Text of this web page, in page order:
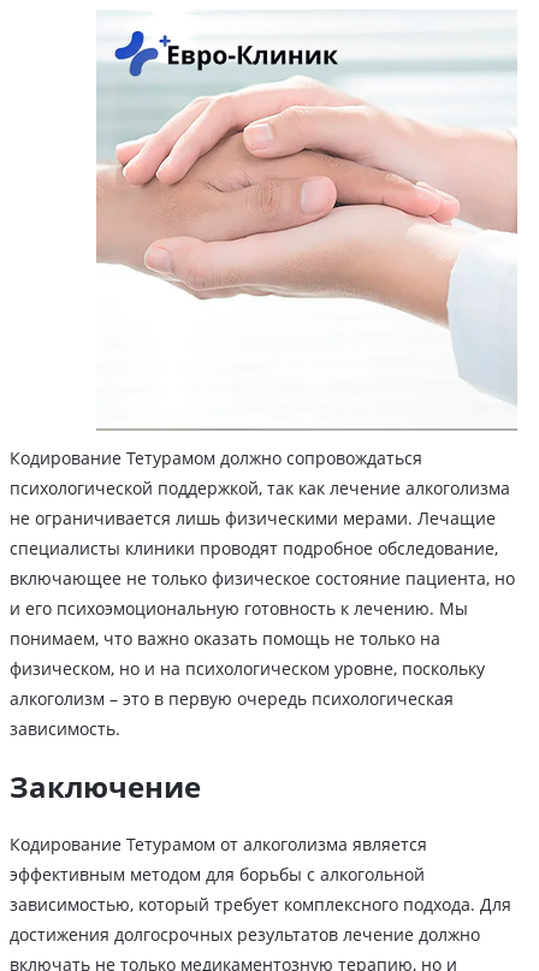
Кодирование Тетурамом должно сопровождаться
психологической поддержкой, так как лечение алкоголизма
не ограничивается лишь физическими мерами. Лечащие
специалисты клиники проводят подробное обследование,
включающее не только физическое состояние пациента, но
и его психоэмоциональную готовность к лечению. Мы
понимаем, что важно оказать помощь не только на
физическом, но и на психологическом уровне, поскольку
алкоголизм – это в первую очередь психологическая
зависимость.
Заключение
Кодирование Тетурамом от алкоголизма является
эффективным методом для борьбы с алкогольной
зависимостью, который требует комплексного подхода. Для
достижения долгосрочных результатов лечение должно
включать не только медикаментозную терапию, но и